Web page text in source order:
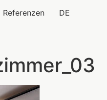
Referenzen
DE